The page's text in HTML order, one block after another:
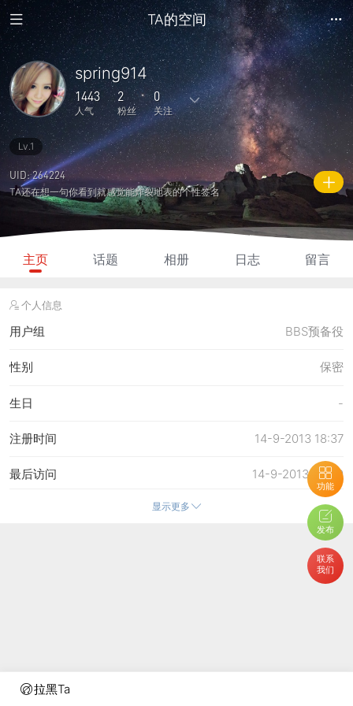
拉黑Ta
TA的空间
功能
发布
联系
我们
spring914
1443
人气
2
粉丝
0
关注
1
主题
0
回复
0
日志
0
相册
0
好友
2 0
关注
0
说说
1443
人气 积分
Lv.1
UID: 264224
TA还在想一句你看到就感觉能炸裂地表的个性签名
主页 话题 相册 日志 留言
个人信息
用户组 BBS预备役
保密
性别
-
生日
14-9-2013 18:37
注册时间
14-9-2013 20:50
最后访问
14-9-2013 18:37
15-9-2013 16:30
使用系统默认
显示更多